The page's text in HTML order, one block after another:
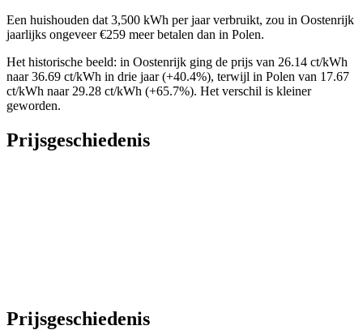
Een huishouden dat 3,500 kWh per jaar verbruikt, zou in Oostenrijk
jaarlijks ongeveer €259 meer betalen dan in Polen.
Het historische beeld: in Oostenrijk ging de prijs van 26.14 ct/kWh
naar 36.69 ct/kWh in drie jaar (+40.4%), terwijl in Polen van 17.67
ct/kWh naar 29.28 ct/kWh (+65.7%). Het verschil is kleiner
geworden.
Prijsgeschiedenis
Prijsgeschiedenis